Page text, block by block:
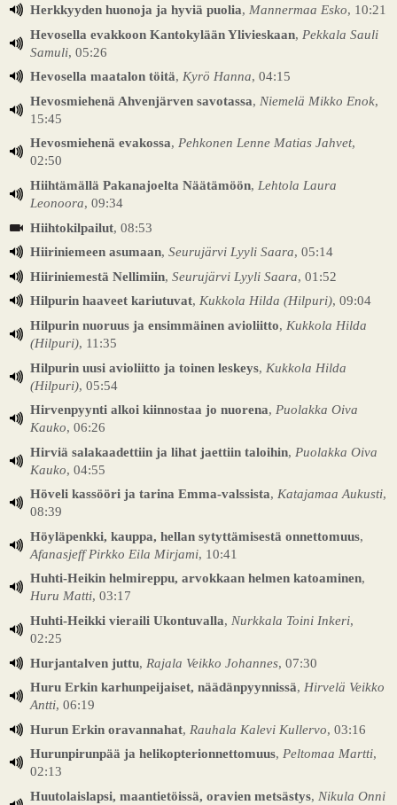
Herkkyyden huonoja ja hyviä puolia, Mannermaa Esko, 10:21
Hevosella evakkoon Kantokylään Ylivieskaan, Pekkala Sauli
Samuli, 05:26
Hevosella maatalon töitä, Kyrö Hanna, 04:15
Hevosmiehenä Ahvenjärven savotassa, Niemelä Mikko Enok,
15:45
Hevosmiehenä evakossa, Pehkonen Lenne Matias Jahvet,
02:50
Hiihtämällä Pakanajoelta Näätämöön, Lehtola Laura
Leonoora, 09:34
Hiihtokilpailut, 08:53
Hiiriniemeen asumaan, Seurujärvi Lyyli Saara, 05:14
Hiiriniemestä Nellimiin, Seurujärvi Lyyli Saara, 01:52
Hilpurin haaveet kariutuvat, Kukkola Hilda (Hilpuri), 09:04
Hilpurin nuoruus ja ensimmäinen avioliitto, Kukkola Hilda
(Hilpuri), 11:35
Hilpurin uusi avioliitto ja toinen leskeys, Kukkola Hilda
(Hilpuri), 05:54
Hirvenpyynti alkoi kiinnostaa jo nuorena, Puolakka Oiva
Kauko, 06:26
Hirviä salakaadettiin ja lihat jaettiin taloihin, Puolakka Oiva
Kauko, 04:55
Höveli kassööri ja tarina Emma-valssista, Katajamaa Aukusti,
08:39
Höyläpenkki, kauppa, hellan sytyttämisestä onnettomuus,
Afanasjeff Pirkko Eila Mirjami, 10:41
Huhti-Heikin helmireppu, arvokkaan helmen katoaminen,
Huru Matti, 03:17
Huhti-Heikki vieraili Ukontuvalla, Nurkkala Toini Inkeri,
02:25
Hurjantalven juttu, Rajala Veikko Johannes, 07:30
Huru Erkin karhunpeijaiset, näädänpyynnissä, Hirvelä Veikko
Antti, 06:19
Hurun Erkin oravannahat, Rauhala Kalevi Kullervo, 03:16
Hurunpirunpää ja helikopterionnettomuus, Peltomaa Martti,
02:13
Huutolaislapsi, maantietöissä, oravien metsästys, Nikula Onni